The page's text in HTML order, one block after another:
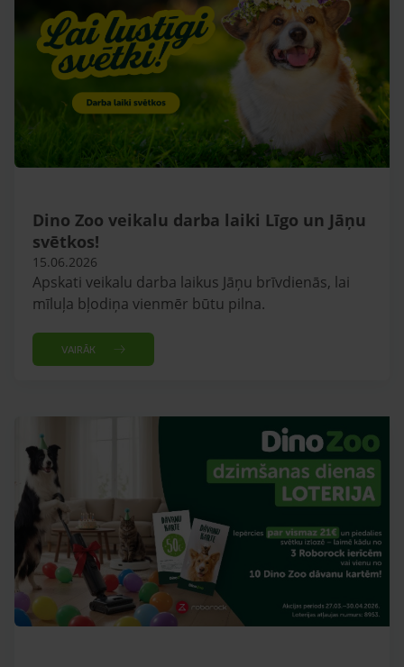
Dino Zoo veikalu darba laiki Līgo un Jāņu
svētkos!
15.06.2026
Apskati veikalu darba laikus Jāņu brīvdienās, lai
mīluļa bļodiņa vienmēr būtu pilna.
VAIRĀK